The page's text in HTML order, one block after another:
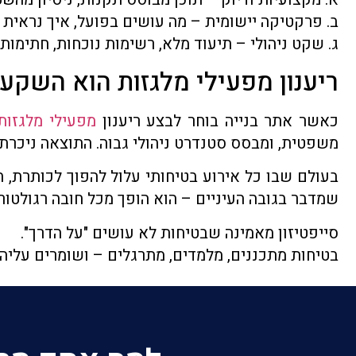
ב. פרקטיקה יישומית – מה עושים בפועל, איך
ג. שקט ניהולי – תיעוד מלא, רשימות נוכחות,
ריענון מפעילי מלגזות הוא
כאשר אתר בנייה בוחר לבצע ריענון מפעילי
משפטית, ומבסס סטנדרט ניהולי גבוה. התוצאה
בעולם שבו כל אירוע בטיחותי עלול להפוך
שמדבר בגובה העיניים – הוא הופך מכל חובה
סייפטיזון מאמינה שבטיחות לא עושים "על הדרך".
בטיחות מתכננים, מלמדים, מתרגלים – ושומרים עליה